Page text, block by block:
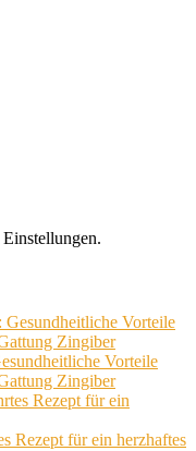
Vorteile
Zingiber
Rezept für ein herzhaftes